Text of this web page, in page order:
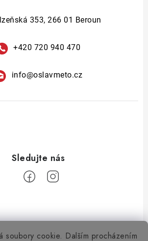
soubory cookie. Dalším procházením
353, 266 01 Beroun
+420 720 940 470
info@oslavmeto.cz